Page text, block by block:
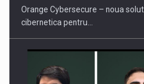
Orange Cybersecure – noua
cibernetica pentru…